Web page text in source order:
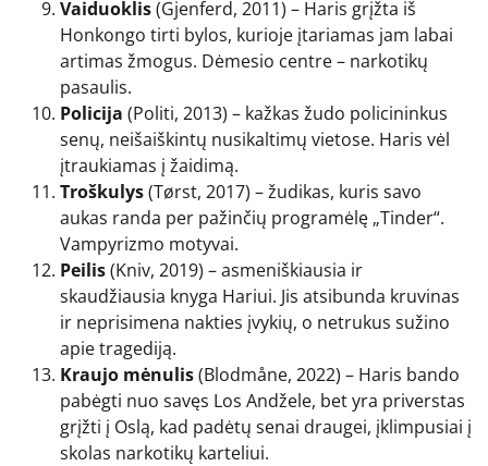
Vaiduoklis(Gjenferd, 2011) – Haris grįžta iš
Honkongo tirti bylos, kurioje įtariamas jam labai
artimas žmogus. Dėmesio centre – narkotikų
pasaulis.
Policija (Politi, 2013) – kažkas žudo policininkus
senų, neišaiškintų nusikaltimų vietose. Haris vėl
įtraukiamas į žaidimą.
Troškulys(Tørst, 2017) – žudikas, kuris savo
aukas randa per pažinčių programėlę „Tinder“.
Vampyrizmo motyvai.
Peilis(Kniv, 2019) – asmeniškiausia ir
skaudžiausia knyga Hariui. Jis atsibunda kruvinas
ir neprisimena nakties įvykių, o netrukus sužino
apie tragediją.
Kraujo mėnulis(Blodmåne, 2022) – Haris bando
pabėgti nuo savęs Los Andžele, bet yra priverstas
grįžti į Oslą, kad padėtų senai draugei, įklimpusiai į
skolas narkotikų karteliui.